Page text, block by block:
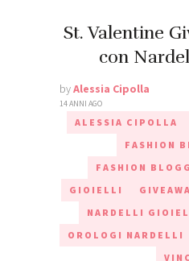
St. Valentine
con
byAlessia Cipolla
14 ANNI AGO
ALESSIA CIPOLLA
FASHION
FASHION
GIOIELLI
NARDELLI
OROLOGI NARDELLI